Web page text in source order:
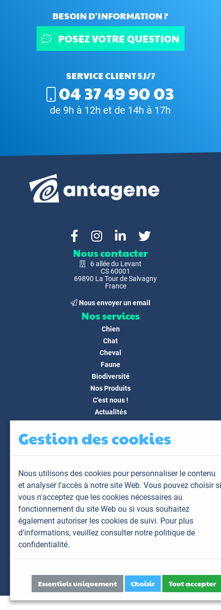
BESOIN D'INFORMATION ?
POSEZ VOTRE QUESTION
SERVICE CLIENT 5J/7
04 37 49 90 03
de 9h à 12h et de 14h à 17h
Nous contacter
6 allée du Levant
CS 60001
69890 La Tour de Salvagny
France
Nous envoyer un email
Nos services
Chien
Chat
Cheval
Faune
Biodiversité
Nos Produits
C'est nous !
Actualités
FAQ
Mon espace
Mes animaux
Mes résultats
Mes commandes
Mes factures
Gestion des cookies
Nous utilisons des cookies pour personnaliser le contenu
et analyser l'accès à notre site Web. Vous pouvez choisir si
vous n'acceptez que les cookies nécessaires au
fonctionnement du site Web ou si vous souhaitez
également autoriser les cookies de suivi. Pour plus
d'informations, veuillez consulter notre politique de
confidentialité.
Essentiels uniquement Choisir Tout accepter